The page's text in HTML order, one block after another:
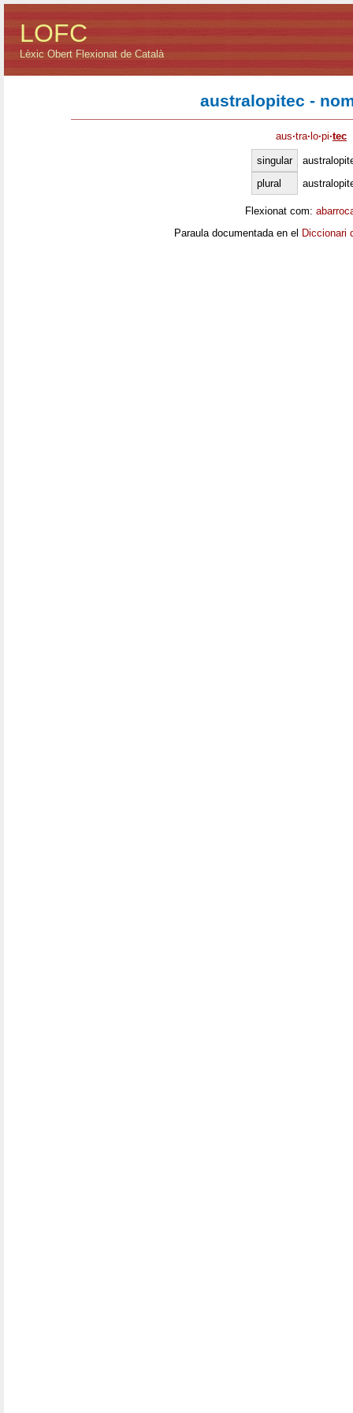
LOFC
Lèxic Obert Flexionat de Català
australopitec -
aus·tra· lo·pi·tec
singular
plural
Flexionat com:
Paraula documentada en el Diccionari